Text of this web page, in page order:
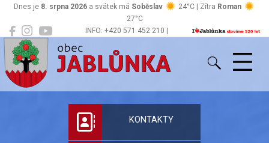
INFO: +420 571 452 210 |
Dnes je 8. srpna 2026 a svátek má Soběslav 24°C | Zítra Roman
27°C
Jablůnka
Oficiální stránky
KONTAKTY